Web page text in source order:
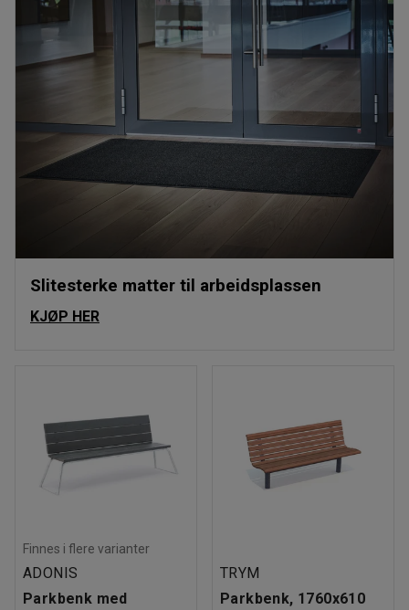
Slitesterke matter til arbeidsplassen
KJØP HER
Finnes i flere varianter
ADONIS
Parkbenk med
TRYM
Parkbenk, 1760x610